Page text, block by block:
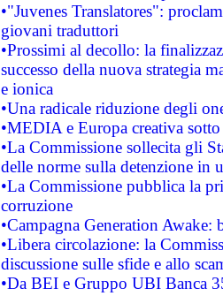
•"Juvenes Translatores":
giovani traduttori
•Prossimi al decollo: la
successo della nuova strategia
e ionica
•Una radicale riduzione degli
•MEDIA e Europa creativa
•La Commissione sollecita gli
delle norme sulla detenzione in
•La Commissione pubblica la
corruzione
•Campagna Generation
•Libera circolazione: la
discussione sulle sfide e allo
•Da BEI e Gruppo UBI Banca